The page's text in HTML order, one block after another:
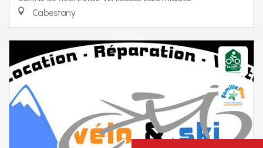
Cabestany